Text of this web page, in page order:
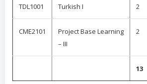
TDL1001 Turkish I 2
CME2101
Project Base Learning
– III
2
13